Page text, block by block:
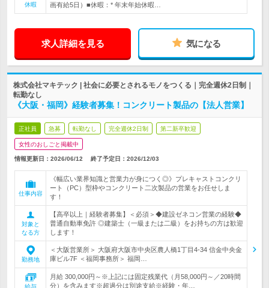
休暇
画有給5日）■休暇：* 年末年始休暇…
求人詳細を見る 気になる
株式会社マキテック | 社会に必要とされるモノをつくる｜完全週休2日制｜
転勤なし
《大阪・福岡》経験者募集！コンクリート製品の【法人営業】
正社員 急募 転勤なし 完全週休2日制 第二新卒歓迎
女性のおしごと掲載中
情報更新日：2026/06/12 終了予定日： 2026/12/03
仕事内容
《幅広い業界知識と営業力が身につく◎》プレキャストコンクリ
ート（PC）型枠やコンクリート二次製品の営業をお任せしま
す！
対象と
なる方
【高卒以上｜経験者募集】＜必須＞◆建設ゼネコン営業の経験◆
普通自動車免許 ◎建築士（一級または二級）をお持ちの方は歓迎
します！
勤務地
＜大阪営業所＞ 大阪府大阪市中央区農人橋1丁目4-34 信金中央金
庫ビル7F ＜福岡事務所＞ 福岡…
給与
月給 300,000円～※上記には固定残業代（月58,000円～／20時間
分）を含みます※超過分は別途支給※経験・年…